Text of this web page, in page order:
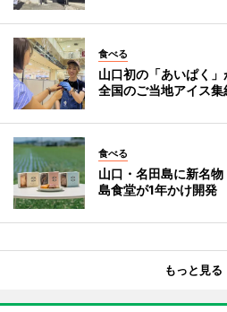
食べる
山口初の「あいぱく
全国のご当地アイス集
食べる
山口・名田島に新名
島食堂が1年かけ開発
もっと見る